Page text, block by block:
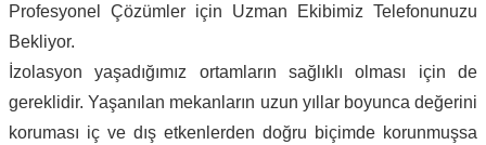
Profesyonel Çözümler için Uzman Ekibimiz Telefonunuzu
Bekliyor.
İzolasyon yaşadığımız ortamların sağlıklı olması için de
gereklidir. Yaşanılan mekanların uzun yıllar boyunca değerini
koruması iç ve dış etkenlerden doğru biçimde korunmuşsa